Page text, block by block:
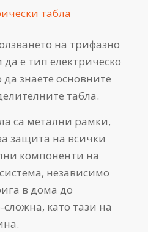
табла
на трифазно
е тип електрическо
знаете основните
табла.
са метални рамки,
защита на всички
компоненти на
независимо
в дома до
като тази на